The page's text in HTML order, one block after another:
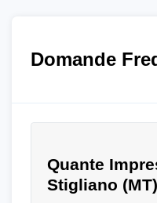
Domande
Quante
Stigliano